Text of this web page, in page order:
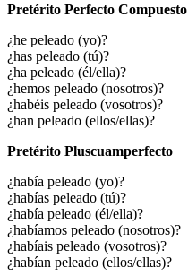
Pretérito Perfecto Compuesto
¿he peleado (yo)?
¿has peleado (tú)?
¿ha peleado (él/ella)?
¿hemos peleado (nosotros)?
¿habéis peleado (vosotros)?
¿han peleado (ellos/ellas)?
Pretérito Pluscuamperfecto
¿había peleado (yo)?
¿habías peleado (tú)?
¿había peleado (él/ella)?
¿habíamos peleado (nosotros)?
¿habíais peleado (vosotros)?
¿habían peleado (ellos/ellas)?